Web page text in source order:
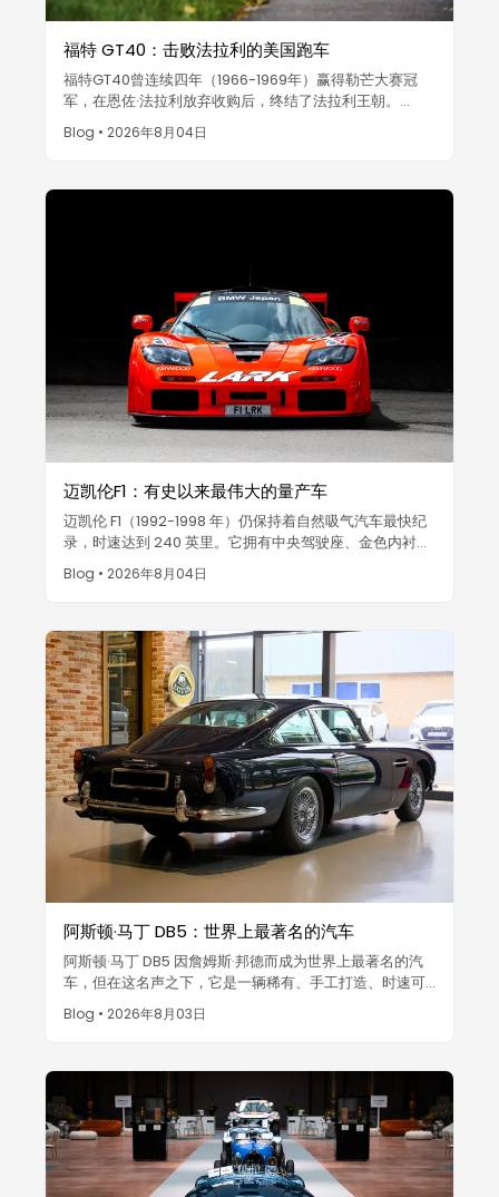
福特 GT40：击败法拉利的美国跑车
福特GT40曾连续四年（1966-1969年）赢得勒芒大赛冠
军，在恩佐·法拉利放弃收购后，终结了法拉利王朝。
GT40仅生产了约105辆，如今已成为价值数百万美元的蓝
筹股。
Blog • 2026年8月04日
迈凯伦F1：有史以来最伟大的量产车
迈凯伦 F1（1992-1998 年）仍保持着自然吸气汽车最快纪
录，时速达到 240 英里。它拥有中央驾驶座、金色内衬的
V12 发动机，并且仅制造了 64 辆公路版车型，是模拟超跑
的巅峰之作。
Blog • 2026年8月04日
阿斯顿·马丁 DB5：世界上最著名的汽车
阿斯顿·马丁 DB5 因詹姆斯·邦德而成为世界上最著名的汽
车，但在这名声之下，它是一辆稀有、手工打造、时速可
达 145 英里（约 233 公里/小时）的旅行轿跑车，仅生产
了 1,059 辆。
Blog • 2026年8月03日